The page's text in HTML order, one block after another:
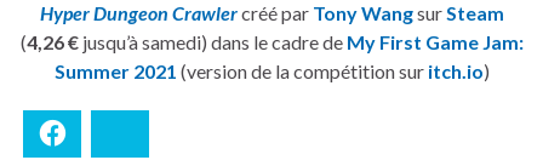
Hyper Dungeon Crawlercréé par Tony WangsurSteam
(4,26 €jusqu’à samedi) dans le cadre de My First Game Jam:
Summer 2021 (version de la compétition sur itch.io)